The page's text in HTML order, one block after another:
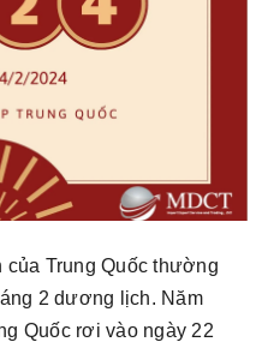
Trung Quốc thường
2 dương lịch. Năm
Quốc rơi vào ngày 22